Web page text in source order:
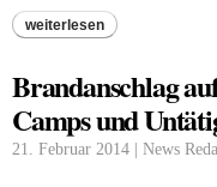
weiterlesen
Brandanschlag
Camps und
21. Februar 2014 | News